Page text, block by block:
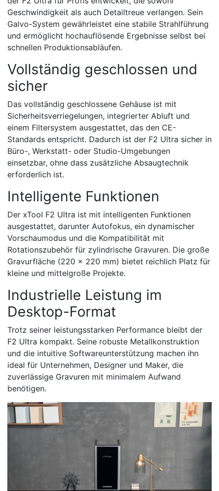
Geschwindigkeit als auch Detailtreue verlangen. Sein
Galvo-System gewährleistet eine stabile Strahlführung
und ermöglicht hochauflösende Ergebnisse selbst bei
schnellen Produktionsabläufen.
Vollständig geschlossen und
sicher
Das vollständig geschlossene Gehäuse ist mit
Sicherheitsverriegelungen, integrierter Abluft und
einem Filtersystem ausgestattet, das den CE-
Standards entspricht. Dadurch ist der F2 Ultra sicher in
Büro-, Werkstatt- oder Studio-Umgebungen
einsetzbar, ohne dass zusätzliche Absaugtechnik
erforderlich ist.
Intelligente Funktionen
Der xTool F2 Ultra ist mit intelligenten Funktionen
ausgestattet, darunter Autofokus, ein dynamischer
Vorschaumodus und die Kompatibilität mit
Rotationszubehör für zylindrische Gravuren. Die große
Gravurfläche (220 x 220 mm) bietet reichlich Platz für
kleine und mittelgroße Projekte.
Industrielle Leistung im
Desktop-Format
Trotz seiner leistungsstarken Performance bleibt der
F2 Ultra kompakt. Seine robuste Metallkonstruktion
und die intuitive Softwareunterstützung machen ihn
ideal für Unternehmen, Designer und Maker, die
zuverlässige Gravuren mit minimalem Aufwand
benötigen.